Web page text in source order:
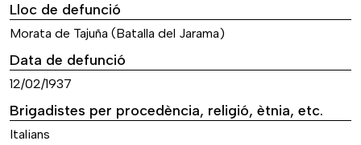
Lloc de defunció
Morata de Tajuña (Batalla del Jarama)
Data de defunció
12/02/1937
Brigadistes per procedència, religió, ètnia, etc.
Italians